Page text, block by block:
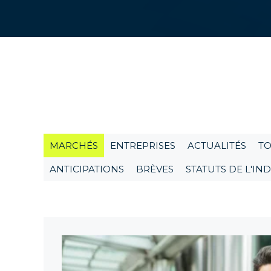
et
MARCHÉS ENTREPRISES ACTUALITÉS
ANTICIPATIONS BRÈVES STATUTS DE